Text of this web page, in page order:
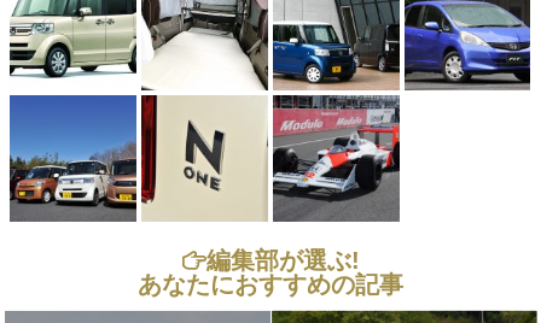
編集部が選ぶ!
あなたにおすすめの記事